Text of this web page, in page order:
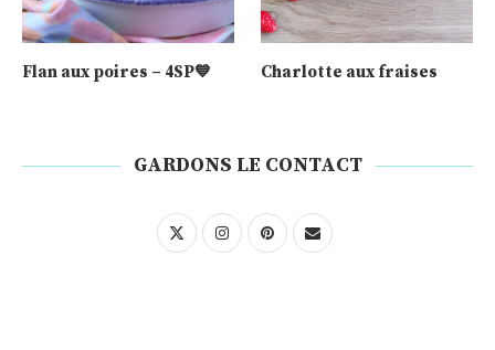
Flan aux poires – 4SP💙 Charlotte aux fraises
GARDONS LE CONTACT